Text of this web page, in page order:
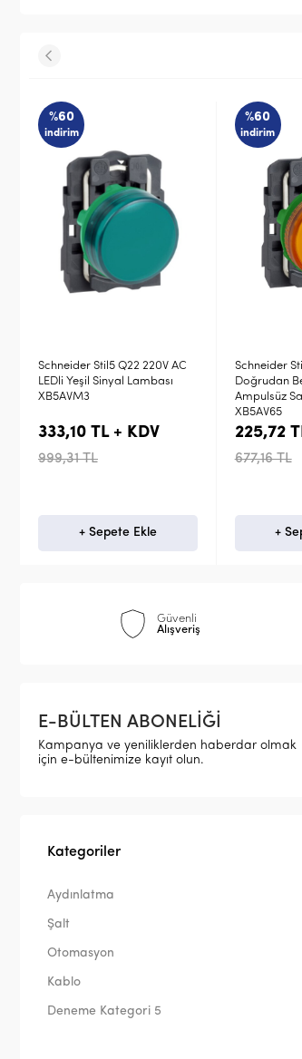
%60
indirim
Schneider Stil5 Q22 250V
Doğrudan Beslemeli
Ampulsüz Sarı Sinyal Lambası
225,72 TL + KDV
677,16 TL
+ Sepete Ekle
%60
indirim
Schneider
Dahili LED
Lambası
412,00
1.235,99 TL
+
Güvenli
Alışveriş
E-BÜLTEN ABONELİĞİ
Kampanya ve yeniliklerden haberdar olmak
için e-bültenimize kayıt olun.
Kategoriler
Aydınlatma
Şalt
Otomasyon
Kablo
Deneme Kategori 5